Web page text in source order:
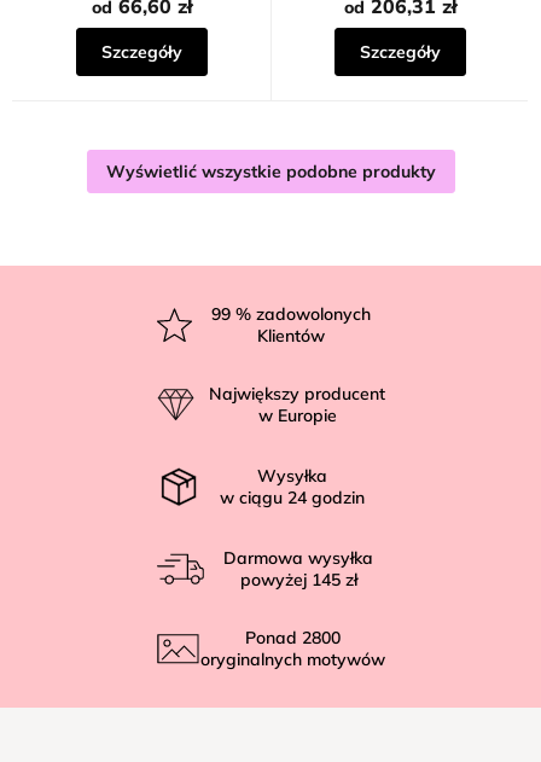
od 66,60 zł
Szczegóły
od 206,31 zł
Szczegóły
Wyświetlić wszystkie podobne produkty
99 % zadowolonych
Klientów
Największy producent
w Europie
Wysyłka
w ciągu 24 godzin
Darmowa wysyłka
powyżej 145 zł
Ponad 2800
oryginalnych motywów